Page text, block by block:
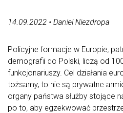
14.09.2022 • Daniel Niezdropa
Policyjne formacje w Europie,
demografii do Polski, liczą od
funkcjonariuszy. Cel działania
tożsamy, to nie są prywatne
organy państwa służby stojące
po to, aby egzekwować